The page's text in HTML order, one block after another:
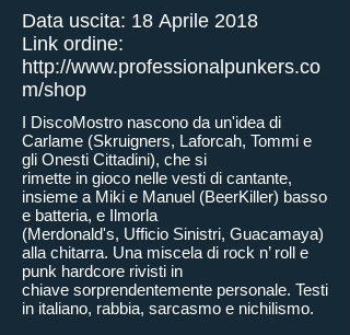
Data uscita: 18 Aprile 2018
Link ordine:
http://www.professionalpunkers.co
m/shop
I DiscoMostro nascono da un'idea di
Carlame (Skruigners, Laforcah, Tommi e
gli Onesti Cittadini), che si
rimette in gioco nelle vesti di cantante,
insieme a Miki e Manuel (BeerKiller) basso
e batteria, e Ilmorla
(Merdonald's, Ufficio Sinistri, Guacamaya)
alla chitarra. Una miscela di rock n’ roll e
punk hardcore rivisti in
chiave sorprendentemente personale. Testi
in italiano, rabbia, sarcasmo e nichilismo.